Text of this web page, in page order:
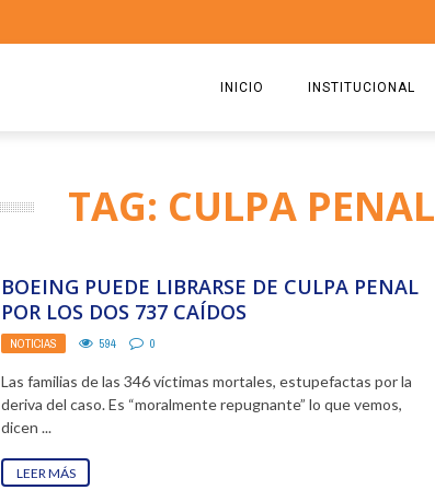
INICIO INSTITUCIONAL
ESTATUTO
TAG: CULPA PENAL
BOEING PUEDE LIBRARSE DE CULPA PENAL
POR LOS DOS 737 CAÍDOS
NOTICIAS 594 0
Las familias de las 346 víctimas mortales, estupefactas por la
deriva del caso. Es “moralmente repugnante” lo que vemos,
dicen ...
LEER MÁS